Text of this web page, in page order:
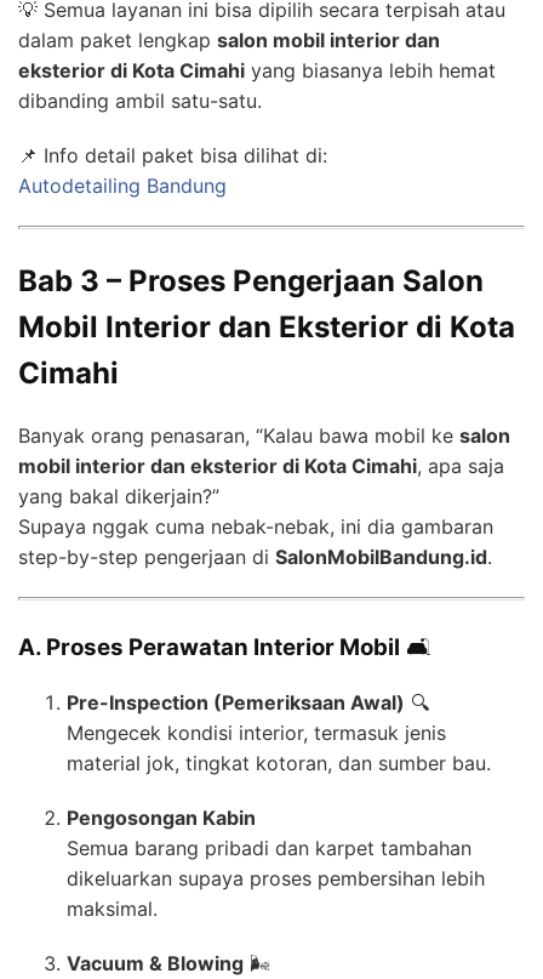
💡 Semua layanan ini bisa dipilih secara terpisah atau
dalam paket lengkap salon mobil interior dan
eksterior di Kota Cimahi yang biasanya lebih hemat
dibanding ambil satu-satu.
📌 Info detail paket bisa dilihat di:
Autodetailing Bandung
Bab 3 – Proses Pengerjaan Salon
Mobil Interior dan Eksterior di Kota
Cimahi
Banyak orang penasaran, “Kalau bawa mobil ke salon
mobil interior dan eksterior di Kota Cimahi, apa saja
yang bakal dikerjain?”
Supaya nggak cuma nebak-nebak, ini dia gambaran
step-by-step pengerjaan di SalonMobilBandung.id.
A. Proses Perawatan Interior Mobil 🛋️
Pre-Inspection (Pemeriksaan Awal) 🔍
Mengecek kondisi interior, termasuk jenis
material jok, tingkat kotoran, dan sumber bau.
Pengosongan Kabin
Semua barang pribadi dan karpet tambahan
dikeluarkan supaya proses pembersihan lebih
maksimal.
Vacuum & Blowing 🌬️